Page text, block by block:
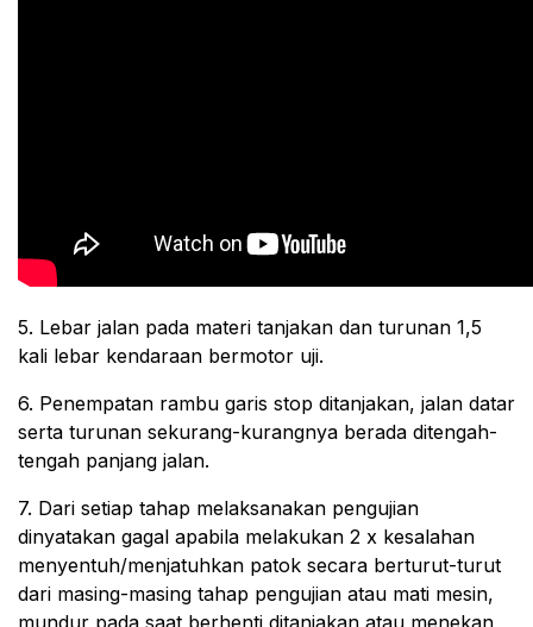
5. Lebar jalan pada materi tanjakan dan turunan 1,5
kali lebar kendaraan bermotor uji.
6. Penempatan rambu garis stop ditanjakan, jalan datar
serta turunan sekurang-kurangnya berada ditengah-
tengah panjang jalan.
7. Dari setiap tahap melaksanakan pengujian
dinyatakan gagal apabila melakukan 2 x kesalahan
menyentuh/menjatuhkan patok secara berturut-turut
dari masing-masing tahap pengujian atau mati mesin,
mundur pada saat berhenti ditanjakan atau menekan